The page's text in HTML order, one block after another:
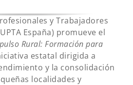
y Trabajadores
España) promueve el
Rural: Formación para
estatal dirigida a
y la consolidación
localidades y